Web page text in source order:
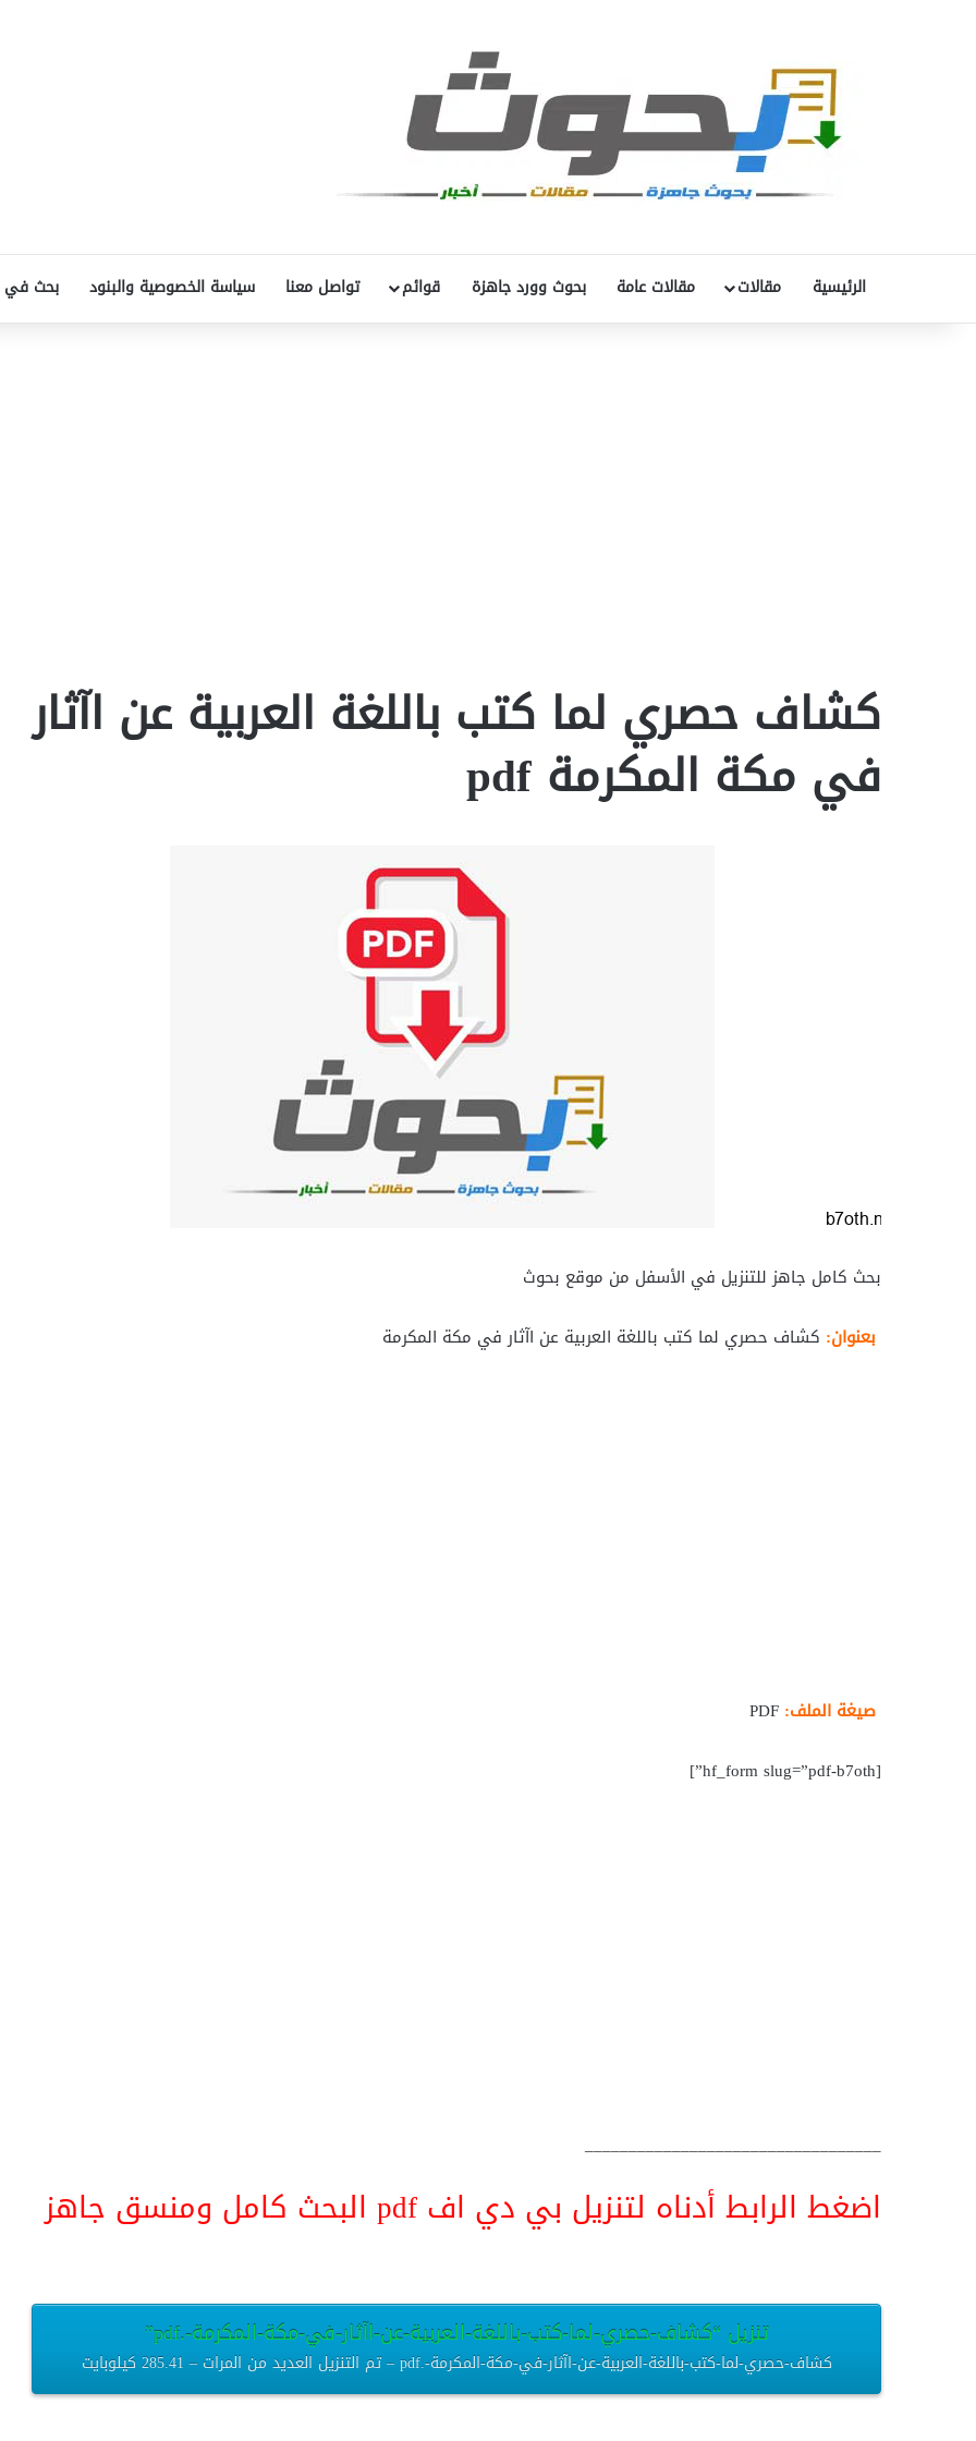
الرئيسية مقالات مقالات عامة بحوث وورد جاهزة قوائم تواصل معنا سياسة الخصوصية والبنود بحث في
كشاف حصري لما كتب باللغة العربية عن اآثار
في مكة المكرمة pdf
بحث كامل جاهز للتنزيل في الأسفل من موقع بحوث
بعنوان: كشاف حصري لما كتب باللغة العربية عن اآثار في مكة المكرمة
صيغة الملف:
[hf_form slug=”pdf-b7oth”]
__________________________________
اضغط الرابط أدناه لتنزيل بي دي اف pdf البحث كامل ومنسق جاهز
تنزيل “كشاف-حصري-لما-كتب-باللغة-العربية-عن-اآثار-في-مكة-المكرمة-.pdf”
كشاف-حصري-لما-كتب-باللغة-العربية-عن-اآثار-في-مكة-المكرمة-.pdf – تم التنزيل العديد من المرات – 285.41 كيلوبايت